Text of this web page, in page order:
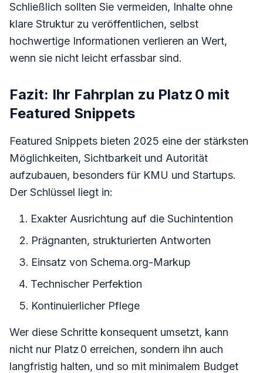
Schließlich sollten Sie vermeiden, Inhalte ohne
klare Struktur zu veröffentlichen, selbst
hochwertige Informationen verlieren an Wert,
wenn sie nicht leicht erfassbar sind.
Fazit: Ihr Fahrplan zu Platz 0 mit
Featured Snippets
Featured Snippets bieten 2025 eine der stärksten
Möglichkeiten, Sichtbarkeit und Autorität
aufzubauen, besonders für KMU und Startups.
Der Schlüssel liegt in:
Exakter Ausrichtung auf die Suchintention
Prägnanten, strukturierten Antworten
Einsatz von Schema.org-Markup
Technischer Perfektion
Kontinuierlicher Pflege
Wer diese Schritte konsequent umsetzt, kann
nicht nur Platz 0 erreichen, sondern ihn auch
langfristig halten, und so mit minimalem Budget